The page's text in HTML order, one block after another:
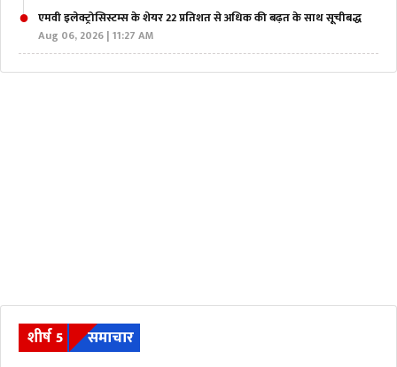
एमवी इलेक्ट्रोसिस्टम्स के शेयर 22 प्रतिशत से अधिक की बढ़त के साथ सूचीबद्ध
Aug 06, 2026 | 11:27 AM
शीर्ष 5 समाचार